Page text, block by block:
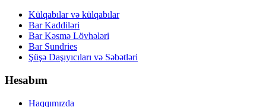
Külqabılar və külqabılar
Bar Kaddiləri
Bar Kəsmə Lövhələri
Bar Sundries
Şüşə Daşıyıcıları və Səbətləri
Hesabım
Haqqımızda